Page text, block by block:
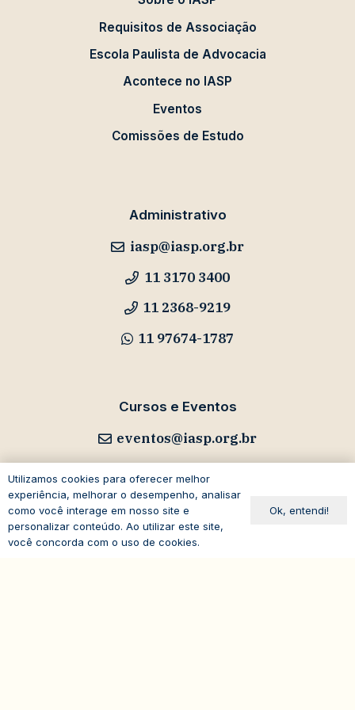
Requisitos de Associação
Escola Paulista de Advocacia
Acontece no IASP
Eventos
Comissões de Estudo
Administrativo
iasp@iasp.org.br
11 3170 3400
11 2368-9219
11 97674-1787
Cursos e Eventos
eventos@iasp.org.br
11 94047-5796
Utilizamos cookies para oferecer melhor
experiência, melhorar o desempenho, analisar
como você interage em nosso site e
personalizar conteúdo. Ao utilizar este site,
você concorda com o uso de cookies.
Ok, entendi!